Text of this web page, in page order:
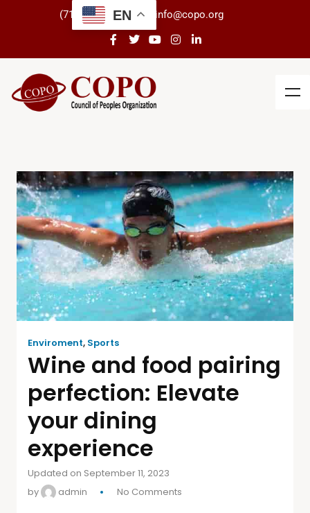
(718) 434-3266 info@copo.org
Enviroment, Sports
Wine and food pairing
perfection: Elevate
your dining
experience
Updated on September 11, 2023
by
admin No Comments
EN